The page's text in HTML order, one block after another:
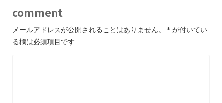
comment
メールアドレスが公開されることはありません。 * が付いてい
る欄は必須項目です